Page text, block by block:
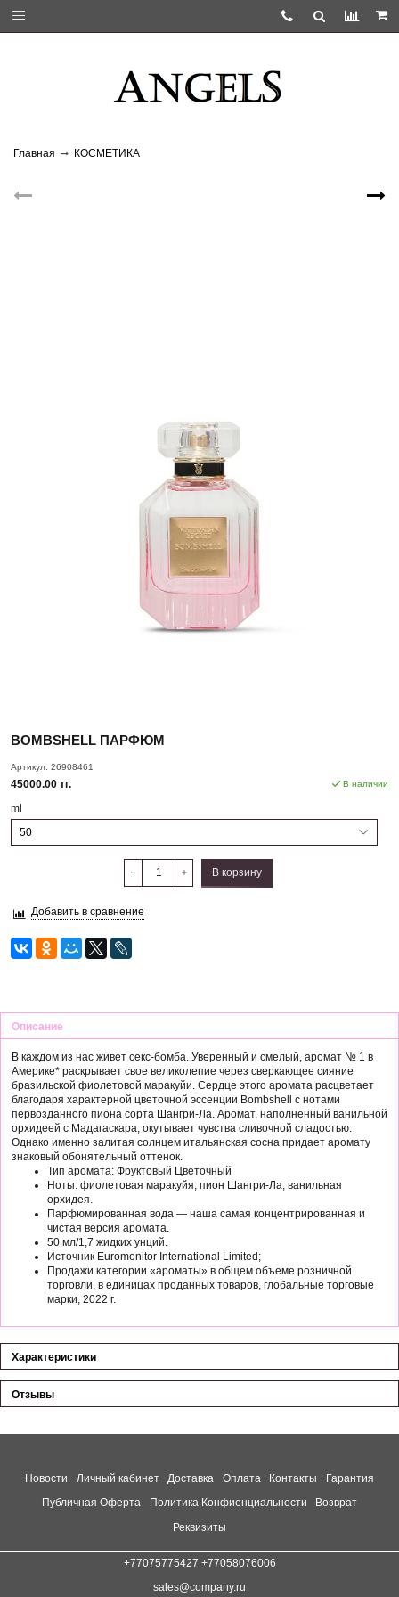
Главная КОСМЕТИКА
BOMBSHELL ПАРФЮМ
Артикул: 26908461
45000.00 тг. В наличии
ml
В корзину
Добавить в сравнение
Описание
В каждом из нас живет секс-бомба. Уверенный и смелый, аромат № 1 в
Америке* раскрывает свое великолепие через сверкающее сияние
бразильской фиолетовой маракуйи. Сердце этого аромата расцветает
благодаря характерной цветочной эссенции Bombshell с нотами
первозданного пиона сорта Шангри-Ла. Аромат, наполненный ванильной
орхидеей с Мадагаскара, окутывает чувства сливочной сладостью.
Однако именно залитая солнцем итальянская сосна придает аромату
знаковый обонятельный оттенок.
Тип аромата: Фруктовый Цветочный
Ноты: фиолетовая маракуйя, пион Шангри-Ла, ванильная
орхидея.
Парфюмированная вода — наша самая концентрированная и
чистая версия аромата.
50 мл/1,7 жидких унций.
Источник Euromonitor International Limited;
Продажи категории «ароматы» в общем объеме розничной
торговли, в единицах проданных товаров, глобальные торговые
марки, 2022 г.
Характеристики
Отзывы
Новости Личный кабинет Доставка Оплата Контакты
Гарантия
Публичная Оферта
Политика Конфиенциальности
Возврат
Реквизиты
+77075775427 +77058076006
sales@company.ru